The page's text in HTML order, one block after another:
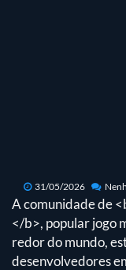
31/05/2026
A comunidade de
</b>, popular jogo
redor do mundo,
desenvolvedores